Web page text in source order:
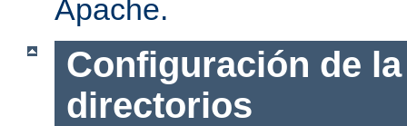
Apache.
Configuración de
directorios